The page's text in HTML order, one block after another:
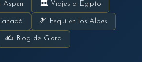
Aspen 🏛 Viajes a Egipto
🎿 Esquí en los Alpes
✍ Blog de Giora